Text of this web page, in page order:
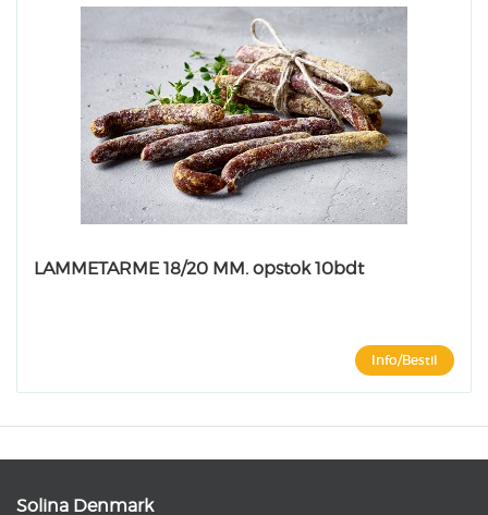
LAMMETARME 18/20 MM. opstok 10bdt
Info/Bestil
Solina Denmark